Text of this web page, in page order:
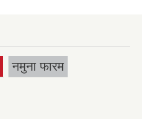
नमुना फारम